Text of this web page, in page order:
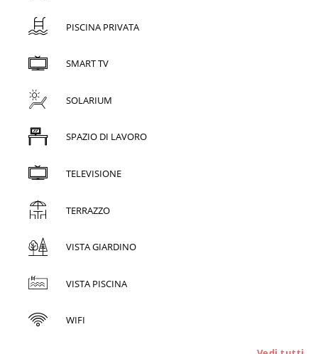
PISCINA PRIVATA
SMART TV
SOLARIUM
SPAZIO DI LAVORO
TELEVISIONE
TERRAZZO
VISTA GIARDINO
VISTA PISCINA
WIFI